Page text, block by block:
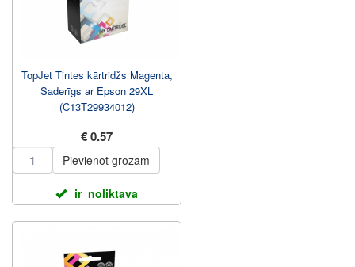
TopJet Tintes kārtridžs Magenta,
Saderīgs ar Epson 29XL
(C13T29934012)
€ 0.57
Pievienot grozam
ir_noliktava